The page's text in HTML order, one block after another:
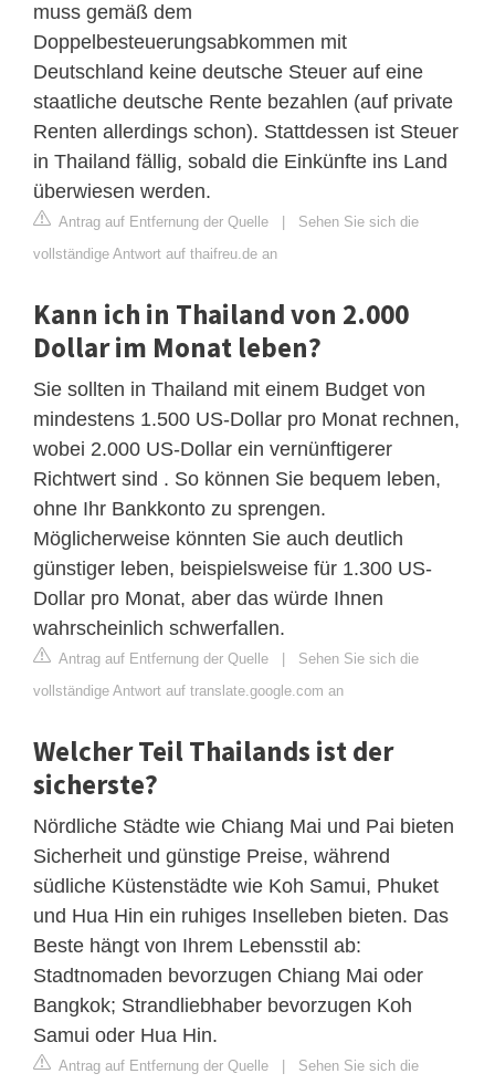
muss gemäß dem
Doppelbesteuerungsabkommen mit
Deutschland keine deutsche Steuer auf eine
staatliche deutsche Rente bezahlen (auf private
Renten allerdings schon). Stattdessen ist Steuer
in Thailand fällig, sobald die Einkünfte ins Land
überwiesen werden.
Antrag auf Entfernung der Quelle | Sehen Sie sich die
vollständige Antwort auf thaifreu.de an
Kann ich in Thailand von 2.000
Dollar im Monat leben?
Sie sollten in Thailand mit einem Budget von
mindestens 1.500 US-Dollar pro Monat rechnen,
wobei 2.000 US-Dollar ein vernünftigerer
Richtwert sind . So können Sie bequem leben,
ohne Ihr Bankkonto zu sprengen.
Möglicherweise könnten Sie auch deutlich
günstiger leben, beispielsweise für 1.300 US-
Dollar pro Monat, aber das würde Ihnen
wahrscheinlich schwerfallen.
Antrag auf Entfernung der Quelle | Sehen Sie sich die
vollständige Antwort auf translate.google.com an
Welcher Teil Thailands ist der
sicherste?
Nördliche Städte wie Chiang Mai und Pai bieten
Sicherheit und günstige Preise, während
südliche Küstenstädte wie Koh Samui, Phuket
und Hua Hin ein ruhiges Inselleben bieten. Das
Beste hängt von Ihrem Lebensstil ab:
Stadtnomaden bevorzugen Chiang Mai oder
Bangkok; Strandliebhaber bevorzugen Koh
Samui oder Hua Hin.
Antrag auf Entfernung der Quelle | Sehen Sie sich die